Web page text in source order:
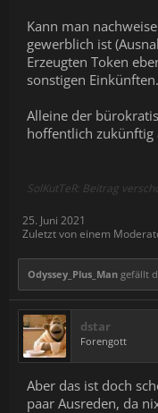
Kann man
gewerblich ist
Erzeugten Token
sonstigen Einkünften.
Alleine der
hoffentlich zukünftig
SolKutTeR: Beitrag
25. Juni 2021
Zuletzt von einem
Odyssey_Plus_Man gefällt
dstar
Forengott
Aber das ist doch
paar Ausreden, da